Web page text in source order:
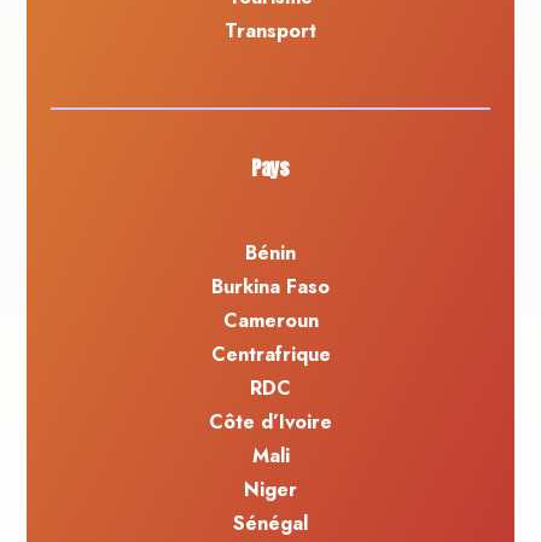
Transport
Pays
Bénin
Burkina Faso
Cameroun
Centrafrique
RDC
Côte d’Ivoire
Mali
Niger
Sénégal